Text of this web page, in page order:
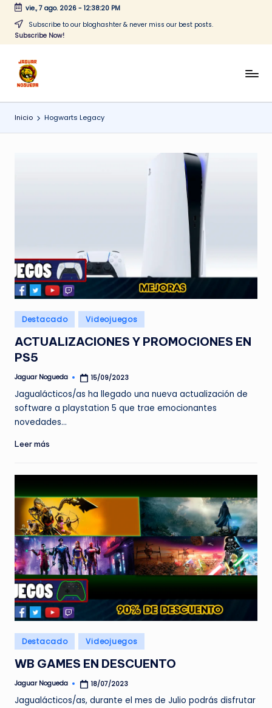
Saltar
vie., 7 ago. 2026- 12:38:20 PM
Subscribe to our bloghashter & never miss our best posts.
Subscribe Now!
J
a
g
u
e
d
a
CONTENIDO
Inicio Hogwarts Legacy
Publicado
en
Destacado Videojuegos
ACTUALIZACIONES Y PROMOCIONES EN
PS5
Publicado
Jaguar Nogueda 15/09/2023
Jagualácticos/as ha llegado una nueva actualización de
software a playstation 5 que trae emocionantes
novedades…
Leer más
Publicado
en
Destacado Videojuegos
WB GAMES EN DESCUENTO
Publicado
Jaguar Nogueda 18/07/2023
Jagualácticos/as, durante el mes de Julio podrás disfrutar